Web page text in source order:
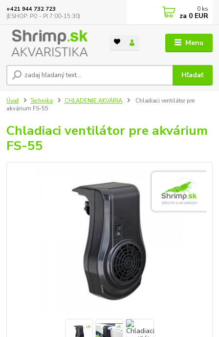
Menu
Hľadať
+421 944 732 723
(ESHOP: PO - PI 7:00-15:30)
0 ks
za 0 EUR
Úvod Technika CHLADENIE AKVÁRIA
Chladiaci ventilátor pre
akvárium FS-55
Chladiaci ventilátor pre akvárium
FS-55